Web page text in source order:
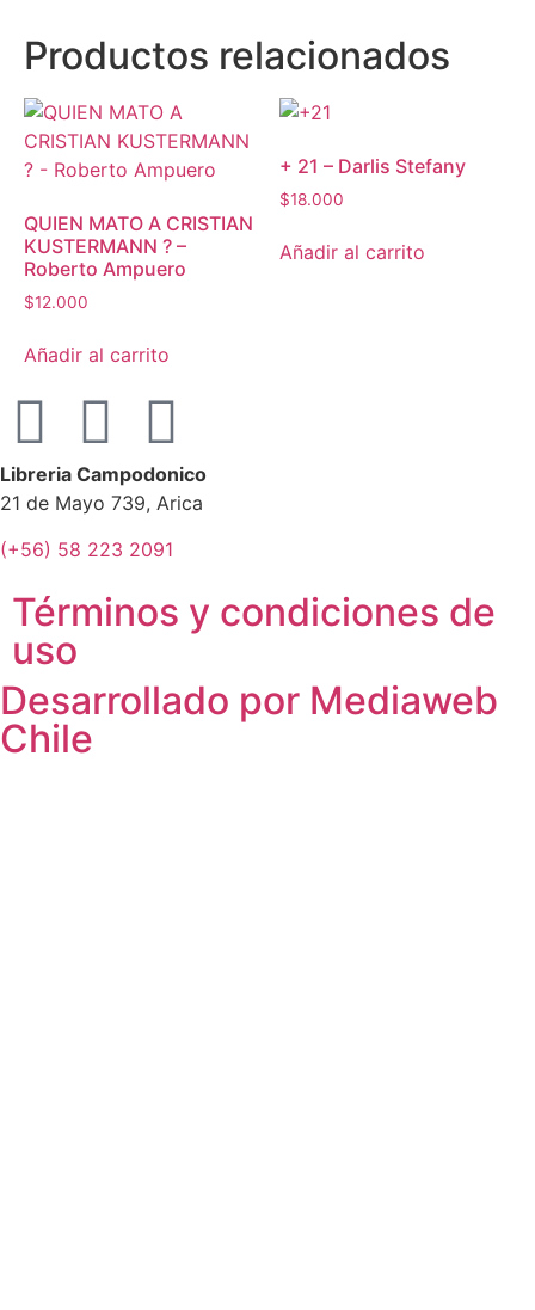
Productos relacionados
QUIEN MATO A CRISTIAN
KUSTERMANN ? –
Roberto Ampuero
$12.000
Añadir al carrito
+ 21 – Darlis Stefany
$18.000
Añadir al carrito
Libreria Campodonico
21 de Mayo 739, Arica
(+56) 58 223 2091
Términos y condiciones de
uso
Desarrollado por Mediaweb
Chile